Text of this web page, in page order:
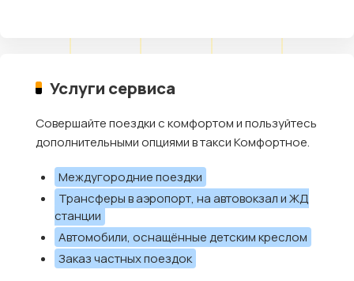
Услуги сервиса
Совершайте поездки с комфортом и пользуйтесь
дополнительными опциями в такси Комфортное.
Междугородние поездки
Трансферы в аэропорт, на автовокзал и ЖД
станции
Автомобили, оснащённые детским креслом
Заказ частных поездок